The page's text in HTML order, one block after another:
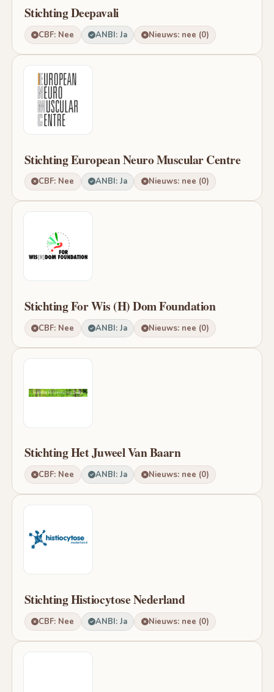
Stichting Deepavali
CBF: Nee ANBI: Ja Nieuws: nee (0)
Stichting European Neuro Muscular Centre
CBF: Nee ANBI: Ja Nieuws: nee (0)
Stichting For Wis (H) Dom Foundation
CBF: Nee ANBI: Ja Nieuws: nee (0)
Stichting Het Juweel Van Baarn
CBF: Nee ANBI: Ja Nieuws: nee (0)
Stichting Histiocytose Nederland
CBF: Nee ANBI: Ja Nieuws: nee (0)